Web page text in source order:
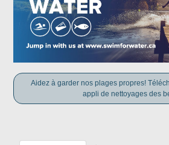
Aidez à garder nos plages propres!
appli de nettoyages des